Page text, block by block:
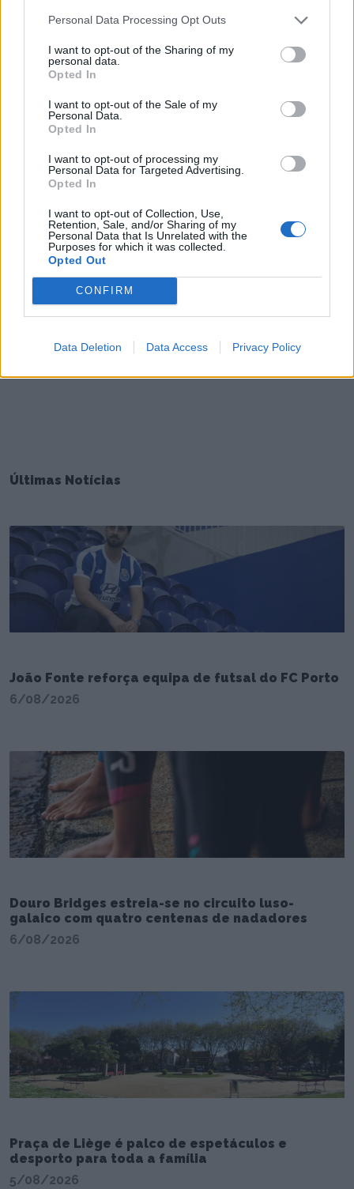
Personal Data Processing Opt Outs
I want to opt-out of the Sharing of my
personal data.
Opted In
I want to opt-out of the Sale of my
Personal Data.
Opted In
I want to opt-out of processing my
Personal Data for Targeted Advertising.
Opted In
I want to opt-out of Collection, Use,
Retention, Sale, and/or Sharing of my
Personal Data that Is Unrelated with the
Purposes for which it was collected.
Opted Out
CONFIRM
Data Deletion Data Access Privacy Policy
meios de comunicação.
Diante de toda a conjuntura internacional, penso
destino e os cristãos não podem ficar
indiferentes.
Partilhar nas redes sociais
Últimas Notícias
João Fonte reforça equipa de futsal do FC Porto
6/08/2026
Douro Bridges estreia-se no circuito luso-
galaico com quatro centenas de nadadores
6/08/2026
Praça de Liège é palco de espetáculos e
desporto para toda a família
5/08/2026